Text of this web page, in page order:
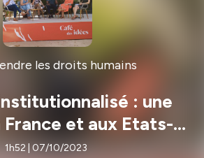
les droits humains
: une
et aux Etats-
Unis
1h52 | 07/10/2023